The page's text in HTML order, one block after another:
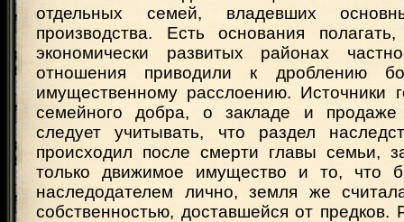
отдельных семей, владевших
производства. Есть основания
экономически развитых районах
отношения приводили к дроблению
имущественному расслоению. Источники
семейного добра, о закладе и
следует учитывать, что раздел
происходил после смерти главы семьи,
только движимое имущество и то, что
наследодателем лично, земля же
собственностью, доставшейся от предков.